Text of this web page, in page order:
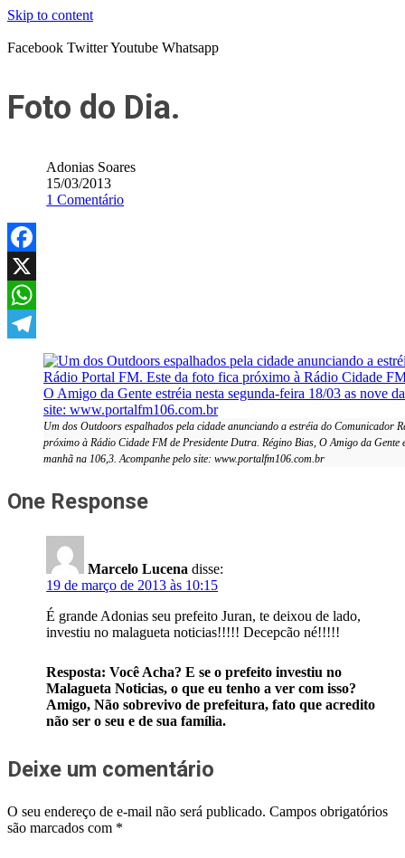
Skip to content
Facebook TwitterYoutube Whatsapp
Foto do Dia.
Adonias Soares
15/03/2013
1 Comentário
Facebook
X
WhatsApp
Telegram
Um dos Outdoors espalhados pela cidade anunciando a estréia do Comunicador
próximo à Rádio Cidade FM de Presidente Dutra. Régino Bias, O Amigo da Gente
manhã na 106,3. Acompanhe pelo site: www.portalfm106.com.br
One Response
Marcelo Lucena disse:
19 de março de 2013 às 10:15
É grande Adonias seu prefeito Juran, te deixou de lado,
investiu no malagueta noticias!!!!! Decepcão né!!!!!
Resposta: Você Acha? E se o prefeito investiu no
Malagueta Noticias, o que eu tenho a ver com isso?
Amigo, Não sobrevivo de prefeitura, fato que acredito
não ser o seu e de sua família.
Deixe um comentário
O seu endereço de e-mail não será publicado. Campos obrigatórios
são marcados com *